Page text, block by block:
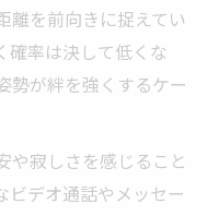
離を前向きに捉えてい
確率は決して低くな
勢が絆を強くするケー
や寂しさを感じること
ビデオ通話やメッセー